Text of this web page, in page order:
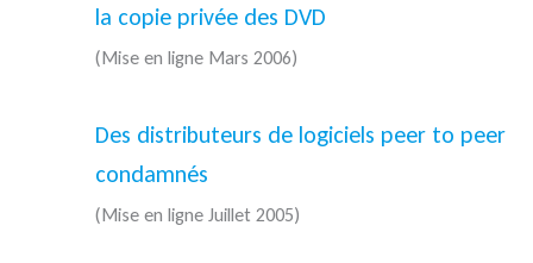
la copie privée des DVD
(Mise en ligne Mars 2006)
Des distributeurs de logiciels peer to peer
condamnés
(Mise en ligne Juillet 2005)